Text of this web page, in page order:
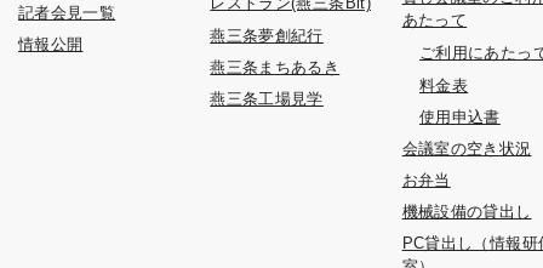
記者会見一覧
情報公開
燕三条夢創紀行
燕三条まちあるき
燕三条工場見学
あたって
ご利用にあたっ
料金表
使用申込書
会議室の空き状況
お弁当
機械設備の貸出し
PC貸出し（情報研